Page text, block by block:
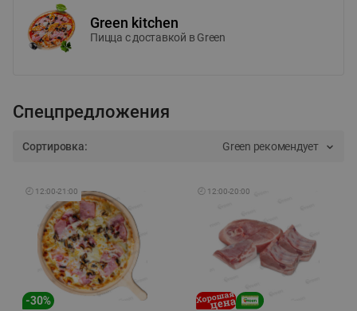
Green kitchen
Пицца c доставкой в Green
Спецпредложения
Сортировка: Green рекомендует
🕘 12:00-21:00
-30%
🕘 12:00-20:00